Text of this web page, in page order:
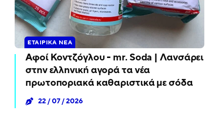
ΕΤΑΙΡΙΚΆ ΝΈΑ
Αφοί Κοντζόγλου - mr. Soda | Λανσάρει
στην ελληνική αγορά τα νέα
πρωτοποριακά καθαριστικά με σόδα
22 / 07 / 2026